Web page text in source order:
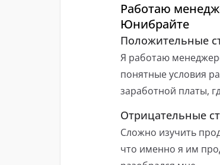
Работаю
Юнибрайте
Положительные
Я работаю
понятные условия
заработной платы,
Отрицательные
Сложно изучить
что именно я им